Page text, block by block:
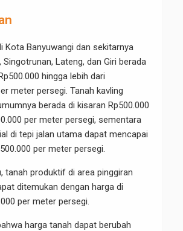
Kota Banyuwangi dan sekitarnya
Singotrunan, Lateng, dan Giri berada
hingga lebih dari
meter persegi. Tanah kavling
berada di kisaran Rp500.000
per meter persegi, sementara
di tepi jalan utama dapat mencapai
per meter persegi.
tanah produktif di area pinggiran
ditemukan dengan harga di
per meter persegi.
harga tanah dapat berubah